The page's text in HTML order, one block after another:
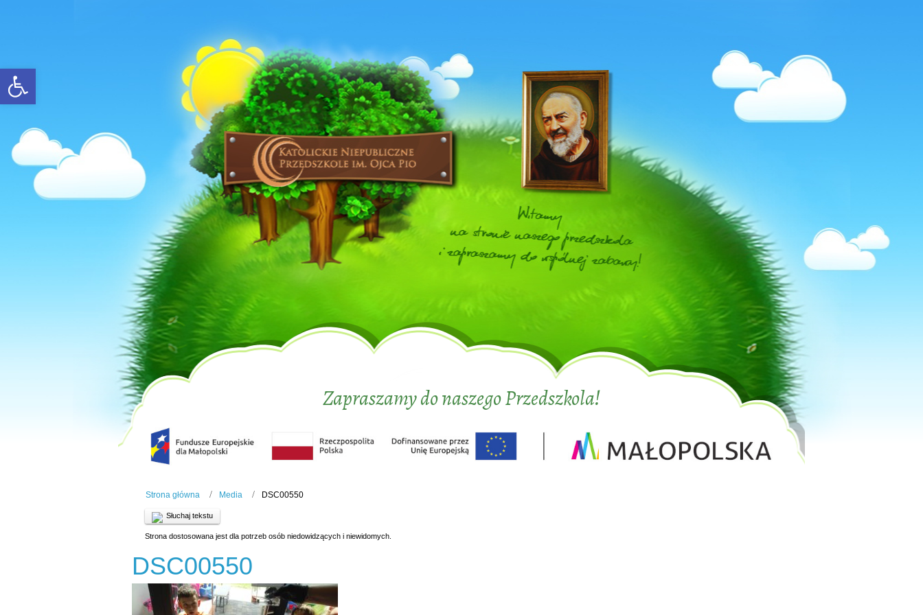
Open toolbar
Zapraszamy do naszego Przedszkola!
Strona główna Media DSC00550
Słuchaj tekstu
Strona dostosowana jest dla potrzeb osób niedowidzących i niewidomych.
DSC00550